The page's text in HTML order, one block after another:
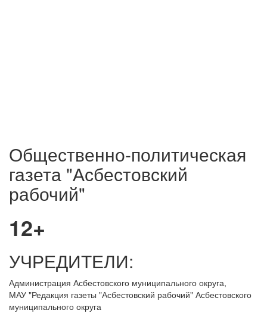
Общественно-политическая
газета "Асбестовский
рабочий"
12+
УЧРЕДИТЕЛИ:
Администрация Асбестовского муниципального округа,
МАУ"Редакция газеты "Асбестовский рабочий" Асбестовского
муниципального округа